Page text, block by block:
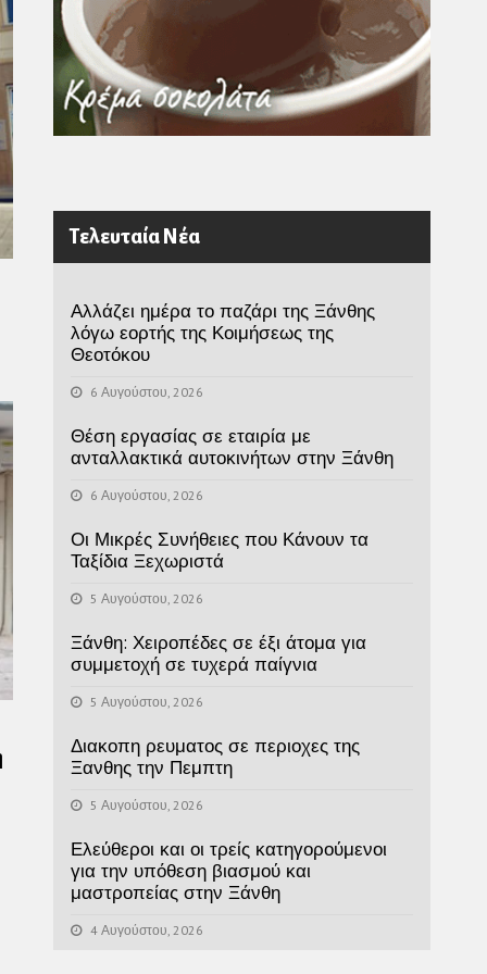
Τελευταία Νέα
Αλλάζει ημέρα το παζάρι της Ξάνθης
λόγω εορτής της Κοιμήσεως της
Θεοτόκου
6 Αυγούστου, 2026
Θέση εργασίας σε εταιρία με
ανταλλακτικά αυτοκινήτων στην Ξάνθη
6 Αυγούστου, 2026
Οι Μικρές Συνήθειες που Κάνουν τα
Ταξίδια Ξεχωριστά
5 Αυγούστου, 2026
Ξάνθη: Χειροπέδες σε έξι άτομα για
συμμετοχή σε τυχερά παίγνια
5 Αυγούστου, 2026
Διακοπη ρευματος σε περιοχες της
Ξανθης την Πεμπτη
5 Αυγούστου, 2026
Ελεύθεροι και οι τρείς κατηγορούμενοι
για την υπόθεση βιασμού και
μαστροπείας στην Ξάνθη
4 Αυγούστου, 2026